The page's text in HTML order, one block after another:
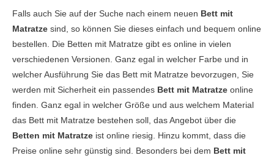
Falls auch Sie auf der Suche nach einem neuen Bett mit
Matratze sind, so können Sie dieses einfach und bequem online
bestellen. Die Betten mit Matratze gibt es online in vielen
verschiedenen Versionen. Ganz egal in welcher Farbe und in
welcher Ausführung Sie das Bett mit Matratze bevorzugen, Sie
werden mit Sicherheit ein passendes Bett mit Matratze online
finden. Ganz egal in welcher Größe und aus welchem Material
das Bett mit Matratze bestehen soll, das Angebot über die
Betten mit Matratze ist online riesig. Hinzu kommt, dass die
Preise online sehr günstig sind. Besonders bei dem Bett mit